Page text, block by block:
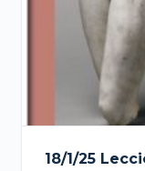
18/1/25